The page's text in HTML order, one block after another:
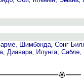
Шимбонда, Сонг
Диавара, Илунга,